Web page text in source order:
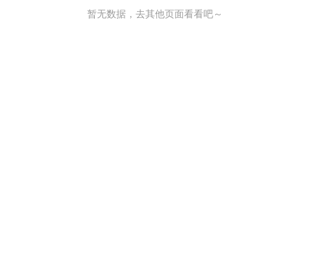
暂无数据，去其他页面看看吧～